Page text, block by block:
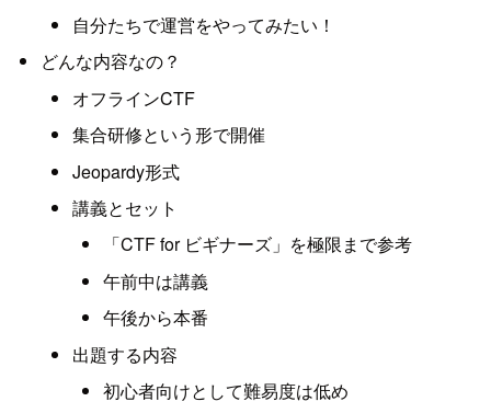
自分たちで運営をやってみたい！
どんな内容なの？
オフラインCTF
集合研修という形で開催
Jeopardy形式
講義とセット
「CTF for ビギナーズ」を極限まで参考
午前中は講義
午後から本番
出題する内容
初心者向けとして難易度は低め